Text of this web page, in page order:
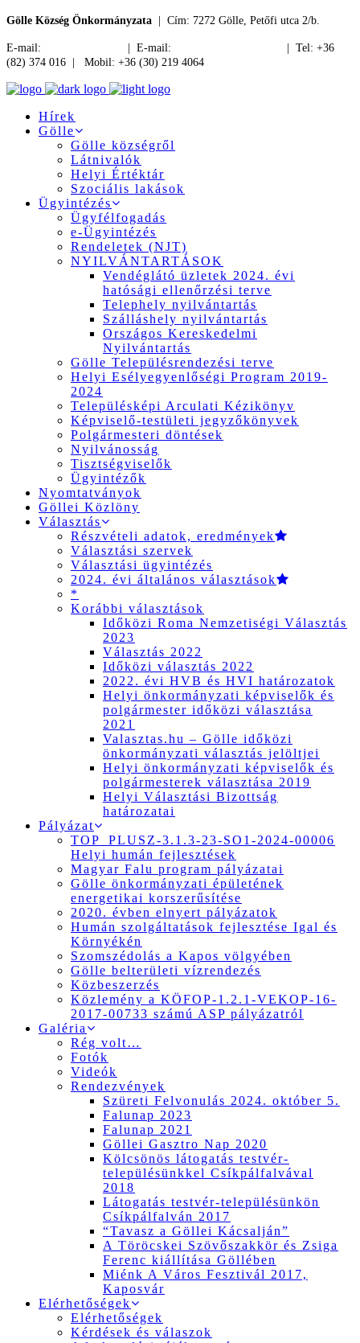
Gölle Község Önkormányzata | Cím: 7272 Gölle, Petőfi utca 2/b.
E-mail: | E-mail:
| Tel: +36
(82) 374 016 | Mobil: +36 (30) 219 4064
Hírek
Gölle
Gölle községről
Látnivalók
Helyi Értéktár
Szociális lakások
Ügyintézés
Ügyfélfogadás
e-Ügyintézés
Rendeletek (NJT)
NYILVÁNTARTÁSOK
Vendéglátó üzletek 2024. évi
hatósági ellenőrzési terve
Telephely nyilvántartás
Szálláshely nyilvántartás
Országos Kereskedelmi
Nyilvántartás
Gölle Településrendezési terve
Helyi Esélyegyenlőségi Program 2019-
2024
Településképi Arculati Kézikönyv
Képviselő-testületi jegyzőkönyvek
Polgármesteri döntések
Nyilvánosság
Tisztségviselők
Ügyintézők
Nyomtatványok
Göllei Közlöny
Választás
Részvételi adatok, eredmények
Választási szervek
Választási ügyintézés
2024. évi általános választások
*
Korábbi választások
Időközi Roma Nemzetiségi Választás
2023
Választás 2022
Időközi választás 2022
2022. évi HVB és HVI határozatok
Helyi önkormányzati képviselők és
polgármester időközi választása
2021
Valasztas.hu – Gölle időközi
önkormányzati választás jelöltjei
Helyi önkormányzati képviselők és
polgármesterek választása 2019
Helyi Választási Bizottság
határozatai
Pályázat
TOP_PLUSZ-3.1.3-23-SO1-2024-00006
Helyi humán fejlesztések
Magyar Falu program pályázatai
Gölle önkormányzati épületének
energetikai korszerűsítése
2020. évben elnyert pályázatok
Humán szolgáltatások fejlesztése Igal és
Környékén
Szomszédolás a Kapos völgyében
Gölle belterületi vízrendezés
Közbeszerzés
Közlemény a KÖFOP-1.2.1-VEKOP-16-
2017-00733 számú ASP pályázatról
Galéria
Rég volt…
Fotók
Videók
Rendezvények
Szüreti Felvonulás 2024. október 5.
Falunap 2023
Falunap 2021
Göllei Gasztro Nap 2020
Kölcsönös látogatás testvér-
településünkkel Csíkpálfalvával
2018
Látogatás testvér-településünkön
Csíkpálfalván 2017
“Tavasz a Göllei Kácsalján”
A Töröcskei Szövőszakkör és Zsiga
Ferenc kiállítása Göllében
Miénk A Város Fesztivál 2017,
Kaposvár
Elérhetőségek
Elérhetőségek
Kérdések és válaszok